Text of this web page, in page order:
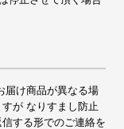
届け商品が異なる場
が なりすまし防止
する形でのご連絡を